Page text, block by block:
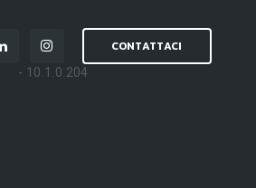
CONTATTACI
- 10.1.0.204